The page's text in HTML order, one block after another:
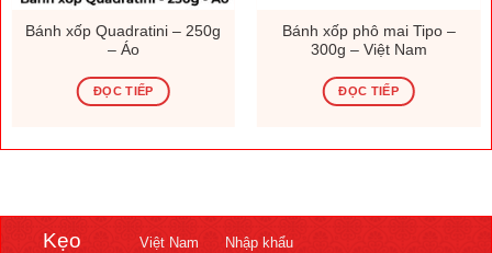
Bánh xốp Quadratini – 250g
– Áo
ĐỌC TIẾP
Bánh xốp phô mai Tipo –
300g – Việt Nam
ĐỌC TIẾP
Kẹo Việt Nam Nhập khẩu